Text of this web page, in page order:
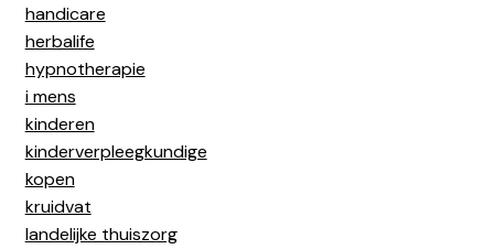
handicare
herbalife
hypnotherapie
i mens
kinderen
kinderverpleegkundige
kopen
kruidvat
landelijke thuiszorg